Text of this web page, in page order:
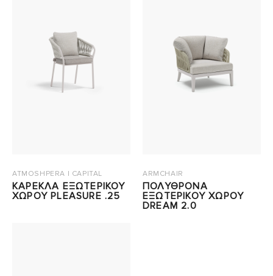
ATMOSHPERA | CAPITAL
ΚΑΡΕΚΛΑ ΕΞΩΤΕΡΙΚΟΥ
ΧΩΡΟΥ PLEASURE .25
ARMCHAIR
ΠΟΛΥΘΡΟΝΑ
ΕΞΩΤΕΡΙΚΟΥ ΧΩΡΟΥ
DREAM 2.0